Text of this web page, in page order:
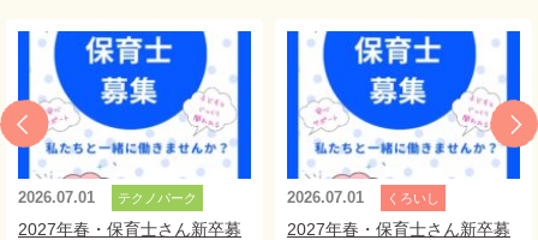
2026.07.01 テクノパーク
2027年春・保育士さん新卒募
2026.07.01 くろいし
2027年春・保育士さん新卒募